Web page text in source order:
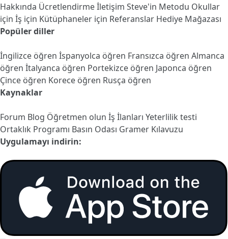
Hakkında Ücretlendirmeİletişim Steve'in Metodu Okullar
için İş için Kütüphaneler için Referanslar Hediye Mağazası
Popüler diller
İngilizce öğren İspanyolca öğren Fransızca öğren Almanca
öğren İtalyanca öğren Portekizce öğren Japonca öğren
Çince öğren Korece öğren Rusça öğren
Kaynaklar
Forum Blog Öğretmen olun İş İlanları Yeterlilik testi
Ortaklık Programı Basın Odası Gramer Kılavuzu
Uygulamayı indirin: